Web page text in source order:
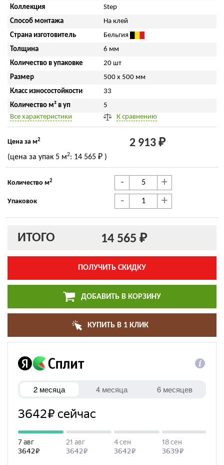
Коллекция
Step
Способ монтажа
На клей
Страна изготовитель
Бельгия
Толщина
6 мм
Количество в упаковке
20 шт
Размер
500 x 500 мм
Класс износостойкости
33
Количество м² в уп
5
Все характеристики
К сравнению
Цена за м2 2 913 ₽
(цена за упак 5 м2: 14 565 ₽ )
Количество м2 - +
Упаковок - +
ИТОГО 14 565 ₽
ПОЛУЧИТЬ СКИДКУ
ДОБАВИТЬ В КОРЗИНУ
КУПИТЬ В 1 КЛИК